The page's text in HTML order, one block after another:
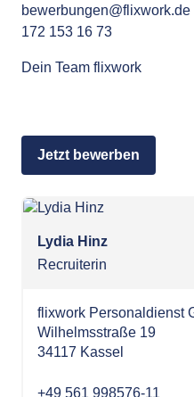
bewerbungen@flixwork.de
172 153 16 73
Dein
Jetzt bewerben
Lydia Hinz
Recruiterin
flixwork Personaldienst
Wilhelmsstraße 19
34117 Kassel
+49 561 998576-11